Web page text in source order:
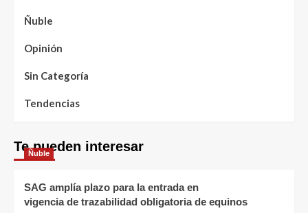
Ñuble
Opinión
Sin Categoría
Tendencias
Te pueden interesar
Ñuble
SAG amplía plazo para la entrada en
vigencia de trazabilidad obligatoria de equinos